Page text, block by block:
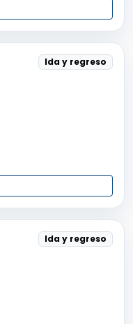
Ida y regreso
Ida y regreso